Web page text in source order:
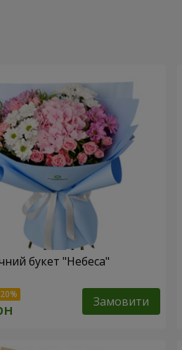
букет "Небеса"
Замовити